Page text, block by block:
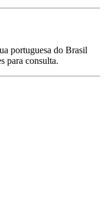
portuguesa do Brasil
para consulta.